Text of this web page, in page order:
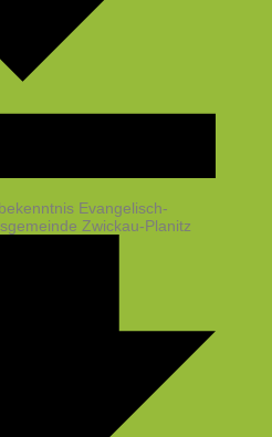
Evangelisch-
Zwickau-Planitz